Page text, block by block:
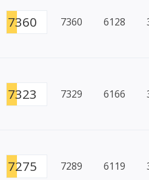
7360 7360 6128
7323 7329 6166
7275 7289 6119